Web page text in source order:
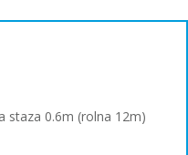
staza 0.6m (rolna 12m)